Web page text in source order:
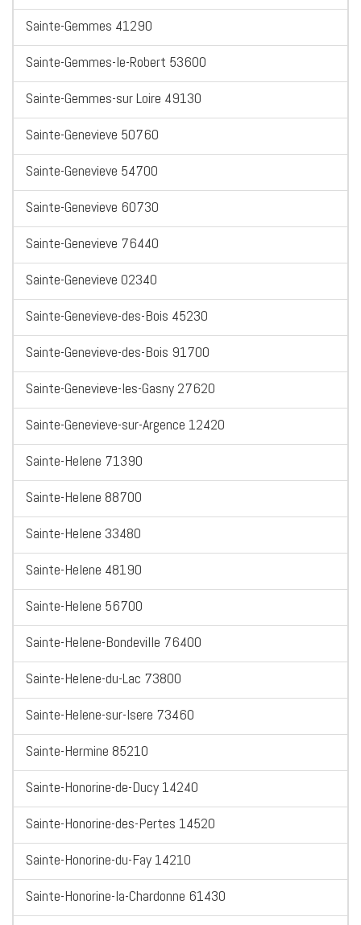
Sainte-Gemmes 41290
Sainte-Gemmes-le-Robert 53600
Sainte-Gemmes-sur Loire 49130
Sainte-Genevieve 50760
Sainte-Genevieve 54700
Sainte-Genevieve 60730
Sainte-Genevieve 76440
Sainte-Genevieve 02340
Sainte-Genevieve-des-Bois 45230
Sainte-Genevieve-des-Bois 91700
Sainte-Genevieve-les-Gasny 27620
Sainte-Genevieve-sur-Argence 12420
Sainte-Helene 71390
Sainte-Helene 88700
Sainte-Helene 33480
Sainte-Helene 48190
Sainte-Helene 56700
Sainte-Helene-Bondeville 76400
Sainte-Helene-du-Lac 73800
Sainte-Helene-sur-Isere 73460
Sainte-Hermine 85210
Sainte-Honorine-de-Ducy 14240
Sainte-Honorine-des-Pertes 14520
Sainte-Honorine-du-Fay 14210
Sainte-Honorine-la-Chardonne 61430